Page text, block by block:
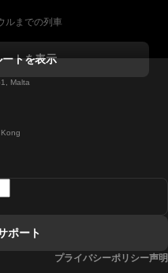
ルまでの列車
イまでの列車
での列車
トを表示
Malta
ポート
プライバシーポリシー声明